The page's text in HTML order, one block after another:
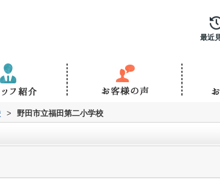
最近
> 野田市立福田第二小学校